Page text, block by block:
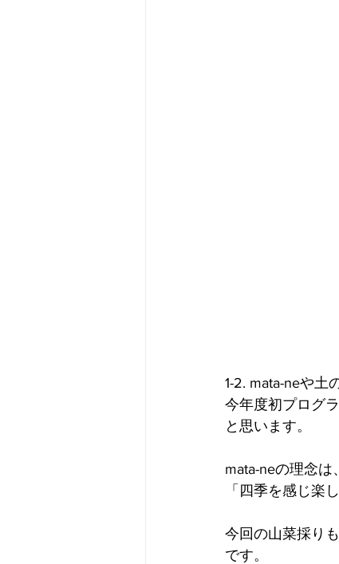
1-2. mata-neや土
今年度初プログ
と思います。
mata-neの理念は、
「四季を感じ楽
今回の山菜採り
です。